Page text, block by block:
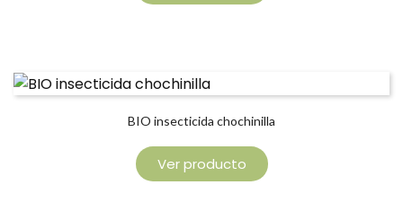
BIO insecticida chochinilla
Ver producto